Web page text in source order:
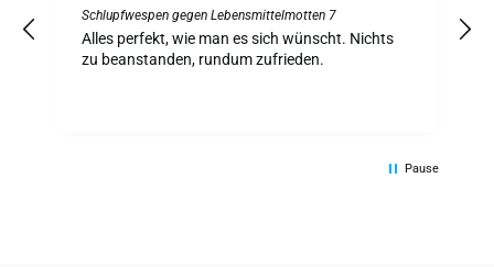
Schlupfwespen gegen Lebensmittelmotten 7
Alles perfekt, wie man es sich wünscht. Nichts
zu beanstanden, rundum zufrieden.
Pause